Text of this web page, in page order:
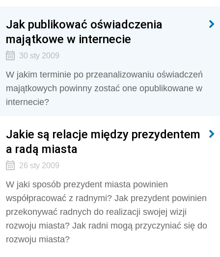
Jak publikować oświadczenia
majątkowe w internecie
30 sty 2009
W jakim terminie po przeanalizowaniu oświadczeń
majątkowych powinny zostać one opublikowane w
internecie?
Jakie są relacje między prezydentem
a radą miasta
26 sty 2009
W jaki sposób prezydent miasta powinien
współpracować z radnymi? Jak prezydent powinien
przekonywać radnych do realizacji swojej wizji
rozwoju miasta? Jak radni mogą przyczyniać się do
rozwoju miasta?